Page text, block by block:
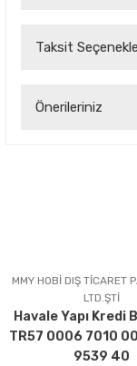
Taksit
Önerileriniz
Ürün
Ürün bilgilerinde
Ürün fiyatı diğer
Bu ürüne benzer
MMY HOBİ DIŞ TİCARET
LTD.ŞTİ
Havale Yapı Kredi
TR57 0006 7010
9539 40